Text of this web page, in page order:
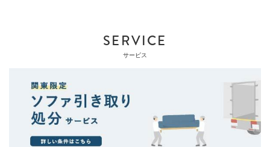
SERVICE
サービス